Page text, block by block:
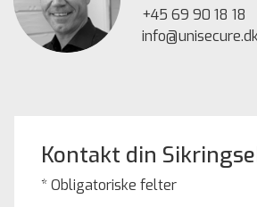
+45 69 90 18 18
info@unisecure.dk
Kontakt din
* Obligatoriske felter